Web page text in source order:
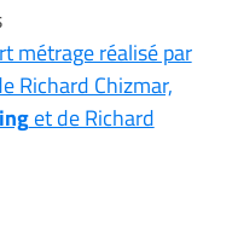
métrage réalisé par
Richard Chizmar,
et de Richard